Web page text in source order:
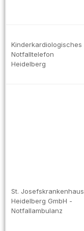
Kinderkardiologisches
Notfalltelefon
Heidelberg
St. Josefskrankenhaus
Heidelberg GmbH -
Notfallambulanz